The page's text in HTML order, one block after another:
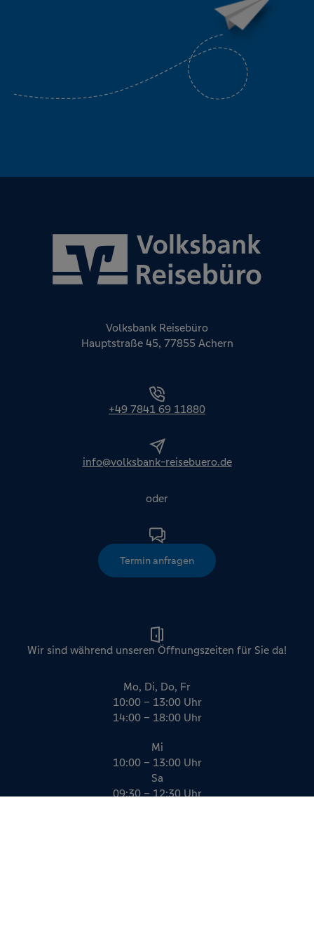
Volksbank Reisebüro
Hauptstraße 45, 77855 Achern
+49 7841 69 11880
info@volksbank-reisebuero.de
oder
Termin anfragen
Wir sind während unseren Öffnungszeiten für Sie da!
Mo, Di, Do, Fr
10:00 – 13:00 Uhr
14:00 – 18:00 Uhr
Mi
10:00 – 13:00 Uhr
Sa
09:30 – 12:30 Uhr